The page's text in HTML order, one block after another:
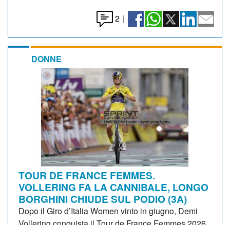
2 |
DONNE
TOUR DE FRANCE FEMMES.
VOLLERING FA LA CANNIBALE, LONGO
BORGHINI CHIUDE SUL PODIO (3A)
Dopo il Giro d’Italia Women vinto in giugno, Demi